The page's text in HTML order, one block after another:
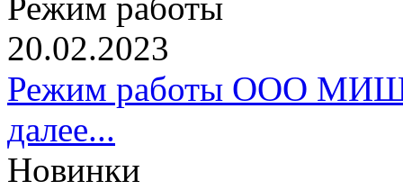
20.02.2023
Режим работы ООО
далее...
Новинки